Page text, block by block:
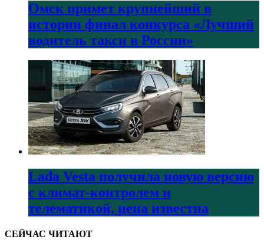
Омск примет крупнейший в
истории финал конкурса «Лучший
водитель такси в России»
Lada Vesta получила новую версию
с климат-контролем и
телематикой, цена известна
СЕЙЧАС ЧИТАЮТ